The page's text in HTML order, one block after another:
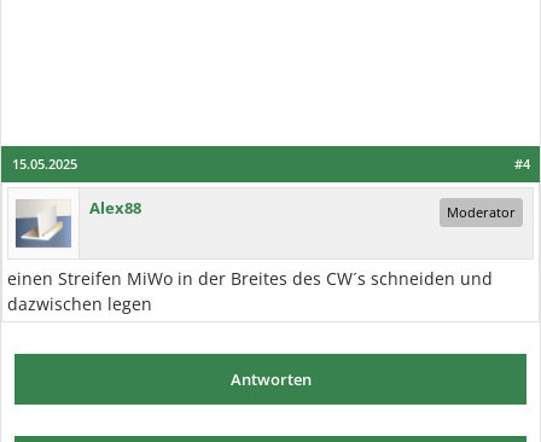
#4
15.05.2025
Alex88 Moderator
einen Streifen MiWo in der Breites des CW´s schneiden und
dazwischen legen
Antworten